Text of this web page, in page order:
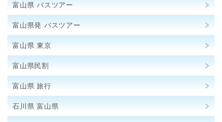
富山県 バスツアー
富山県発 バスツアー
富山県 東京
富山県民割
富山県 旅行
石川県 富山県